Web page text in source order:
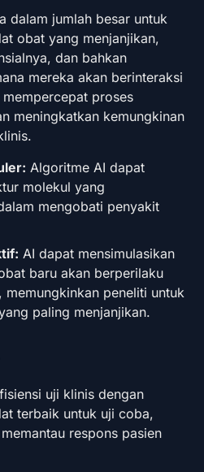
dalam jumlah besar untuk
obat yang menjanjikan,
dan bahkan
mereka akan berinteraksi
proses
meningkatkan kemungkinan
Algoritme AI dapat
molekul yang
mengobati penyakit
AI dapat mensimulasikan
baru akan berperilaku
memungkinkan peneliti untuk
paling menjanjikan.
uji klinis dengan
terbaik untuk uji coba,
respons pasien